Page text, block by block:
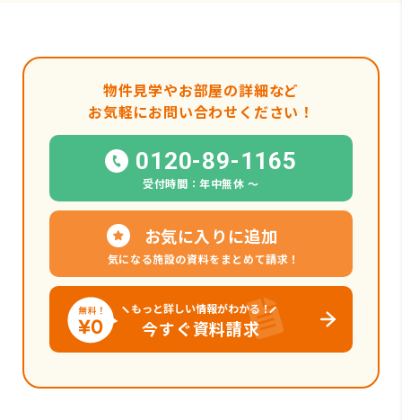
物件見学やお部屋の詳細など
お気軽にお問い合わせください！
0120-89-1165
受付時間：年中無休 〜
お気に入りに追加
気になる施設の資料をまとめて請求！
もっと詳しい情報がわかる！
今すぐ資料請求